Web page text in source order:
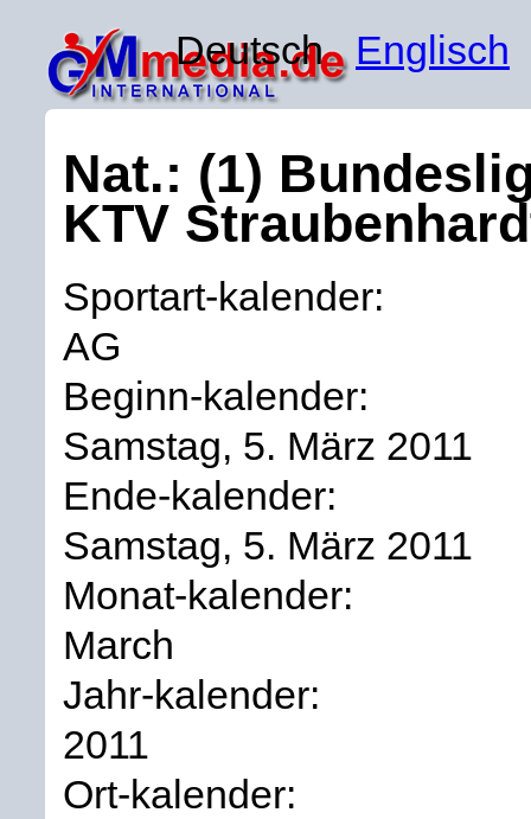
Deutsch Englisch
Nat.: (1)
KTV
Sportart-kalender:
AG
Beginn-kalender:
Samstag, 5. März 2011
Ende-kalender:
Samstag, 5. März 2011
Monat-kalender:
March
Jahr-kalender:
2011
Ort-kalender: